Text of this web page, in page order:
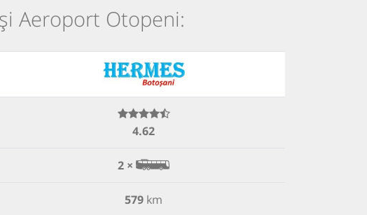
Aeroport Otopeni:
4.62
2 ×
579 km